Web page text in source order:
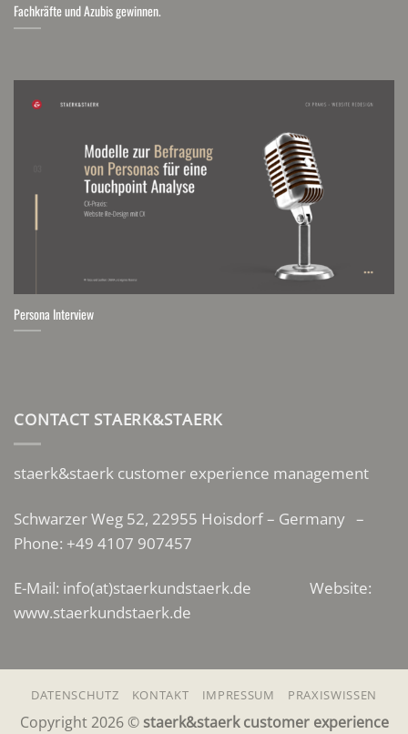
Fachkräfte und Azubis gewinnen.
Persona Interview
CONTACT STAERK&STAERK
staerk&staerk customer experience management
Schwarzer Weg 52, 22955 Hoisdorf – Germany –
Phone: +49 4107 907457
E-Mail: info(at)staerkundstaerk.de Website:
www.staerkundstaerk.de
DATENSCHUTZ KONTAKT IMPRESSUM PRAXISWISSEN
Copyright 2026 © staerk&staerk customer experience